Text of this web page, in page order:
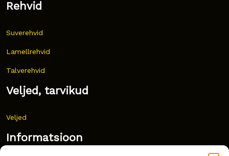
Rehvid
Suverehvid
Lamellrehvid
Talverehvid
Veljed, tarvikud
Veljed
Informatsioon